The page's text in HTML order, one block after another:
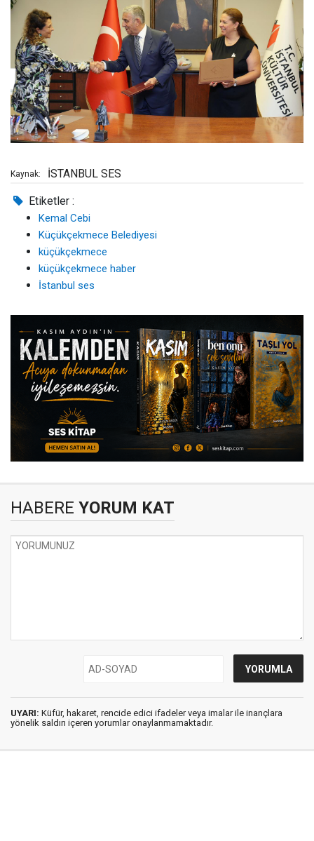
Kaynak: İSTANBUL SES
Etiketler :
Kemal Cebi
Küçükçekmece Belediyesi
küçükçekmece
küçükçekmece haber
İstanbul ses
HABERE YORUM KAT
UYARI: Küfür, hakaret, rencide edici ifadeler veya imalar ile inançlara
yönelik saldırı içeren yorumlar onaylanmamaktadır.